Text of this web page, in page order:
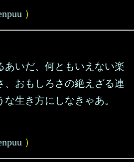
）
あいだ、何ともいえない楽
、おもしろさの絶えざる連
生き方にしなきゃあ。
）